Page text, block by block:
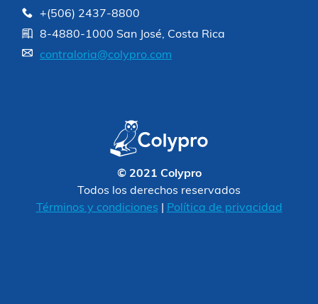
+(506) 2437-8800
8-4880-1000 San José, Costa Rica
contraloria@colypro.com
© 2021 Colypro
Todos los derechos reservados
Términos y condiciones
Política de privacidad